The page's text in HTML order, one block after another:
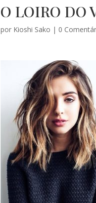
O LOIRO DO
por Kioshi Sako | 0